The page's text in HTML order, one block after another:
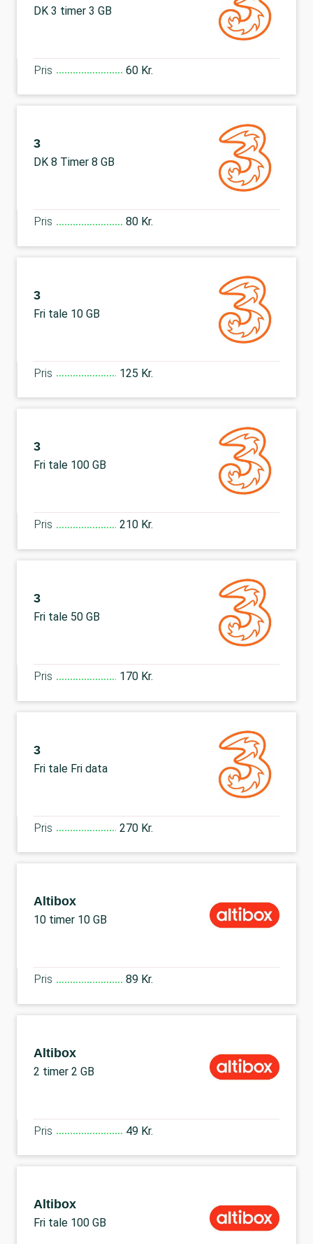
DK 3 timer 3 GB
Pris 60 Kr.
3
DK 8 Timer 8 GB
Pris 80 Kr.
3
Fri tale 10 GB
Pris 125 Kr.
3
Fri tale 100 GB
Pris 210 Kr.
3
Fri tale 50 GB
Pris 170 Kr.
3
Fri tale Fri data
Pris 270 Kr.
Altibox
10 timer 10 GB
Pris 89 Kr.
Altibox
2 timer 2 GB
Pris 49 Kr.
Altibox
Fri tale 100 GB